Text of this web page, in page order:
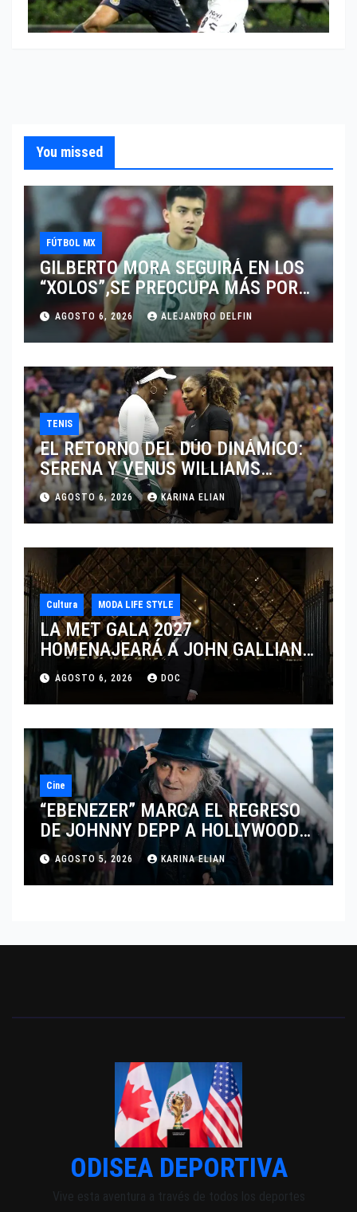
You missed
FÚTBOL MX
GILBERTO MORA SEGUIRÁ EN LOS
“XOLOS”,SE PREOCUPA MÁS POR
JUGAR EN SU EQUIPO.
AGOSTO 6, 2026 ALEJANDRO DELFIN
TENIS
EL RETORNO DEL DÚO DINÁMICO:
SERENA Y VENUS WILLIAMS
DISPUTARÁN LOS DOBLES EN
CINCINNATI 2026
AGOSTO 6, 2026 KARINA ELIAN
Cultura MODA LIFE STYLE
LA MET GALA 2027
HOMENAJEARÁ A JOHN GALLIANO
MARCANDO EL REGRESO DEL REY
DEL DRAMATISMO
AGOSTO 6, 2026 DOC
Cine
“EBENEZER” MARCA EL REGRESO
DE JOHNNY DEPP A HOLLYWOOD
TRAS SU PASO POR EL CINE
INDEPENDIENTE EUROPEO
AGOSTO 5, 2026 KARINA ELIAN
ODISEA DEPORTIVA
Vive esta aventura a través de todos los deportes